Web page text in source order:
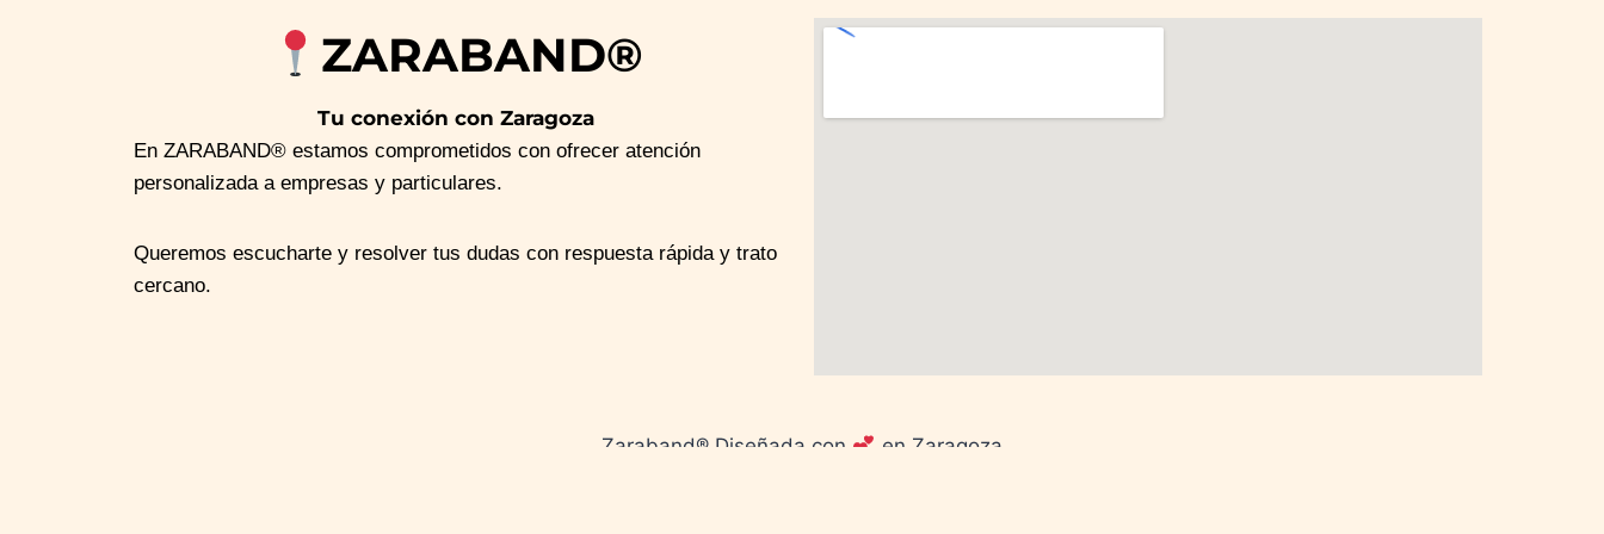
ZARABAND®
Tu conexión con Zaragoza
En ZARABAND® estamos comprometidos con ofrecer atención
personalizada a empresas y particulares.
Queremos escucharte y resolver tus dudas con respuesta rápida y trato
cercano.
Zaraband® Diseñada con en Zaragoza